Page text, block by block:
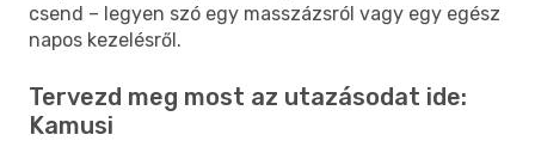
csend – legyen szó egy masszázsról vagy egy egész
napos kezelésről.
Tervezd meg most az utazásodat ide:
Kamusi